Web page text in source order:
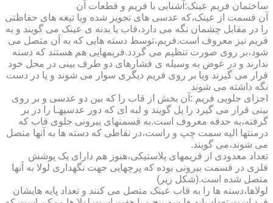
ساختمان فریم عینک:آشنایی با فریم و قطعات آن
آن قسمت از عینک،که عدسی های تجویز شده ویا تیغه های حفاظتی
را در مقابل چشمان نگه می دارد،قاب یا بدنه ی عینک می گویند و به
فریم نیز معروف است.فریم،توسط دسته هایی که به آن متصل می
شود،بر روی صورت تنظیم می گردد.فریمهایی هم هستند که دسته
ندارند و در عوض به وسیله ی فشارهای دو طرف بینی در محل خود
قرار می گیرند ویا بر روی فریم دیگری سوار می شوند و یا در دست
نگه داشته می شوند
اجزای جلویی فریم :آن بخش از قاب را که بین دو عدسی و بر روی
بینی قرار می گیرد را پل گویند و لبه ای که دور عدسیهـا را در بر
گرفته،به حدقه معروف است.به قسمتهای بیرونی جلوی قاب که
درمنتها الیه سمت چپ و راست،در نقاطی که دسته ها به آنها متصل
می شوند،می گویند.
تعداد معدودی از فریمهای پلاستیکی،هنوز هم دارای یک پوشش
فلزی در قسمت بیرونی بوده که پرچهایی جهت نگهداری لولا به آنها
متصل شده است.(شکل زیر)
لولاها،دسته ها را به قاب عینک متصل می کنند و تعداد پایه هایشان